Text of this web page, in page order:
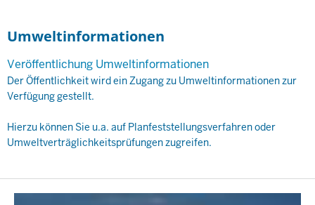
Umweltinformationen
Veröffentlichung Umweltinformationen
Der Öffentlichkeit wird ein Zugang zu Umweltinformationen zur
Verfügung gestellt.
Hierzu können Sie u.a. auf Planfeststellungsverfahren oder
Umweltverträglichkeitsprüfungen zugreifen.